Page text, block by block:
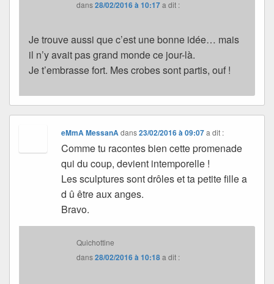
dans28/02/2016 à 10:17a dit :
Je trouve aussi que c’est une bonne idée… mais
il n’y avait pas grand monde ce jour-là.
Je t’embrasse fort. Mes crobes sont partis, ouf !
eMmA MessanAdans23/02/2016 à 09:07 a dit :
Comme tu racontes bien cette promenade
qui du coup, devient intemporelle !
Les sculptures sont drôles et ta petite fille a
d û être aux anges.
Bravo.
Quichottine
dans28/02/2016 à 10:18a dit :